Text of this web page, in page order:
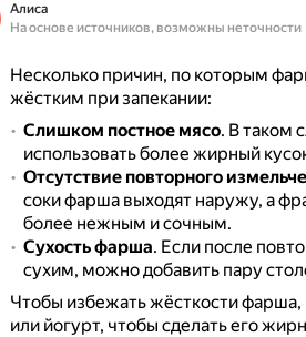
Алиса
На основе источников, возможны неточности
Несколько причин, по которым
жёстким при запекании:
Слишком постное мясо. В таком
использовать более жирный
Отсутствие повторного
соки фарша выходят наружу, а
более нежным и сочным.
Сухость фарша. Если после
сухим, можно добавить пару
Чтобы избежать жёсткости
или йогурт, чтобы сделать его